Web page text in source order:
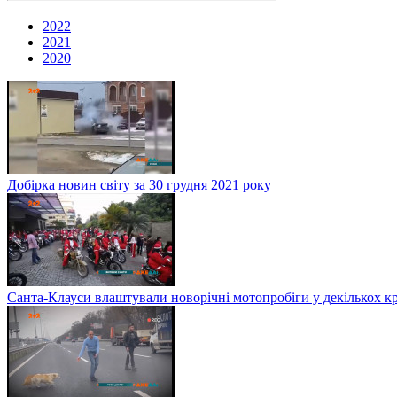
2022
2021
2020
Добірка новин світу за 30 грудня 2021 року
Санта-Клауси влаштували новорічні мотопробіги у декількох